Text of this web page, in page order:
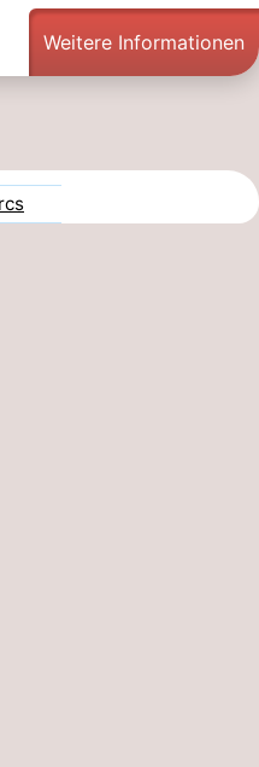
Weitere Informationen